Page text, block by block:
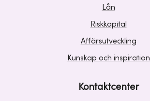
Lån
Riskkapital
Affärsutveckling
Kunskap och inspiration
Kontaktcenter